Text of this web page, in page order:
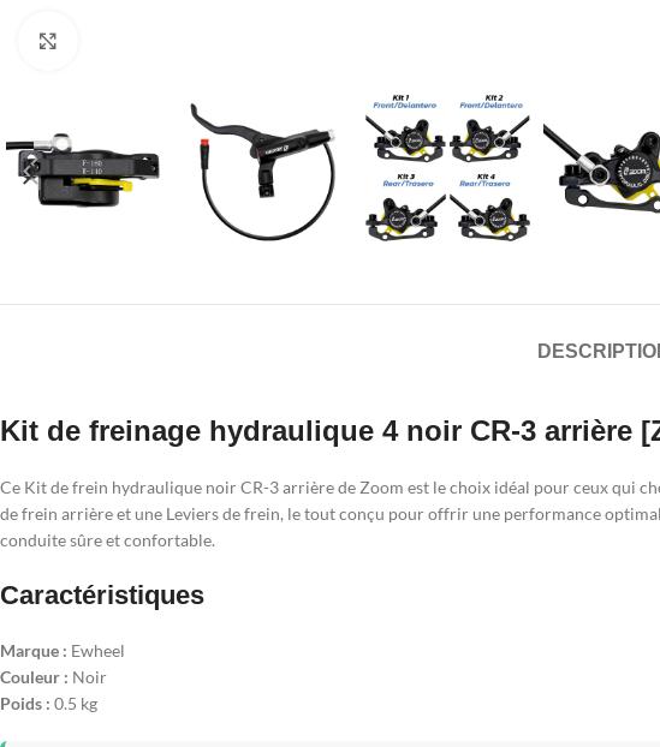
Kit de freinage hydraulique 4 noir CR-3 arrière
Ce Kit de frein hydraulique noir CR-3 arrière de Zoom est le choix idéal pour ceux qui
de frein arrière et une Leviers de frein, le tout conçu pour offrir une performance
conduite sûre et confortable.
Caractéristiques
Marque : Ewheel
Couleur : Noir
Poids : 0.5 kg